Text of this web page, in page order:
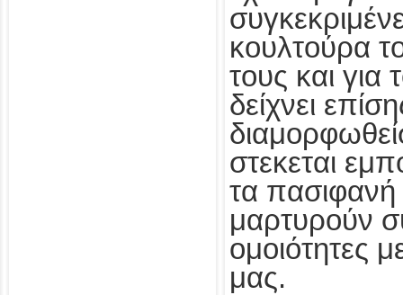
κουλτούρα
τους και
δείχνει
στεκεται
τα πασιφανή
μαρτυρούν
ομοιότητες
μας.